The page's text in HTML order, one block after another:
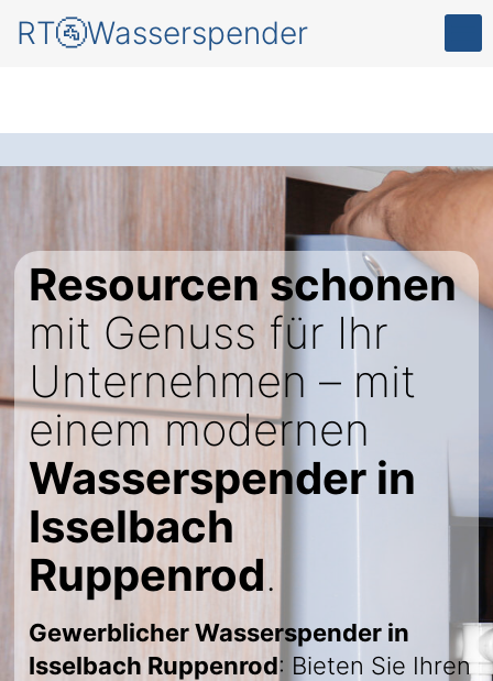
RT🚰Wasserspender
Resourcen schonen
mit Genuss für Ihr
Unternehmen – mit
einem modernen
Wasserspender in
Isselbach
Ruppenrod.
Gewerblicher Wasserspender in
Isselbach Ruppenrod: Bieten Sie Ihren